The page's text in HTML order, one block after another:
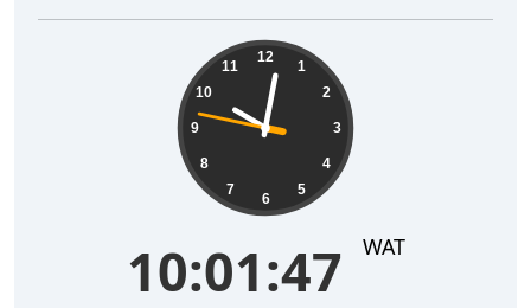
12
1
2
3
4
5
6
7
8
9
10
11
10:01:48 WAT